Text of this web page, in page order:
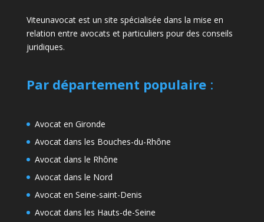
Viteunavocat est un site spécialisée dans la mise en
relation entre avocats et particuliers pour des conseils
juridiques.
Par département populaire:
Avocat en Gironde
Avocat dans les Bouches-du-Rhône
Avocat dans le Rhône
Avocat dans le Nord
Avocat en Seine-saint-Denis
Avocat dans les Hauts-de-Seine